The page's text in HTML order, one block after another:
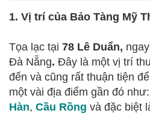
1. Vị trí của Bảo Tàng Mỹ
Tọa lạc tại 78 Lê Duẩn,
Đà Nẵng. Đây là một vị trí
đến và cũng rất thuận tiện
một vài địa điểm gần đó như:
Hàn, Cầu Rồng và đặc biệt